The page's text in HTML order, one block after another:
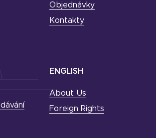
Objednávky
Kontakty
ENGLISH
About Us
Foreign Rights